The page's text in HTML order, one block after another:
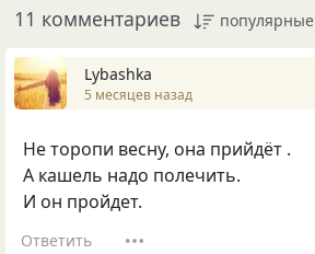
11 комментариев популярные
Lybashka
5 месяцев назад
Не торопи весну, она прийдёт .
А кашель надо полечить.
И он пройдет.
Ответить